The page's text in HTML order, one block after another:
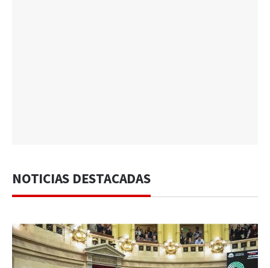
NOTICIAS DESTACADAS